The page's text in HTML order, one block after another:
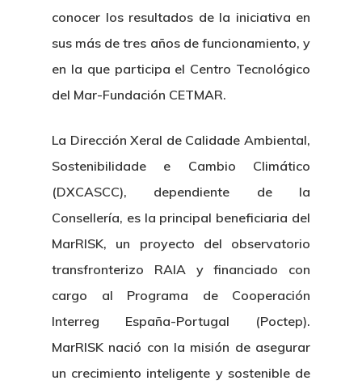
conocer los resultados de la iniciativa en
sus más de tres años de funcionamiento, y
en la que participa el Centro Tecnológico
del Mar-Fundación CETMAR.
La Dirección Xeral de Calidade Ambiental,
Sostenibilidade e Cambio Climático
(DXCASCC), dependiente de la
Consellería, es la principal beneficiaria del
MarRISK, un proyecto del observatorio
transfronterizo RAIA y financiado con
cargo al Programa de Cooperación
Interreg España-Portugal (Poctep).
MarRISK nació con la misión de asegurar
un crecimiento inteligente y sostenible de